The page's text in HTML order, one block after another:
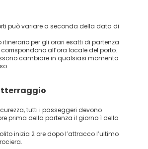
può variare a seconda della data di
itinerario per gli orari esatti di partenza
corrispondono all’ora locale del porto.
cambiare in qualsiasi momento
tutti i passeggeri devono
prima della partenza il giorno 1 della
inizia 2 ore dopo l’attracco l’ultimo